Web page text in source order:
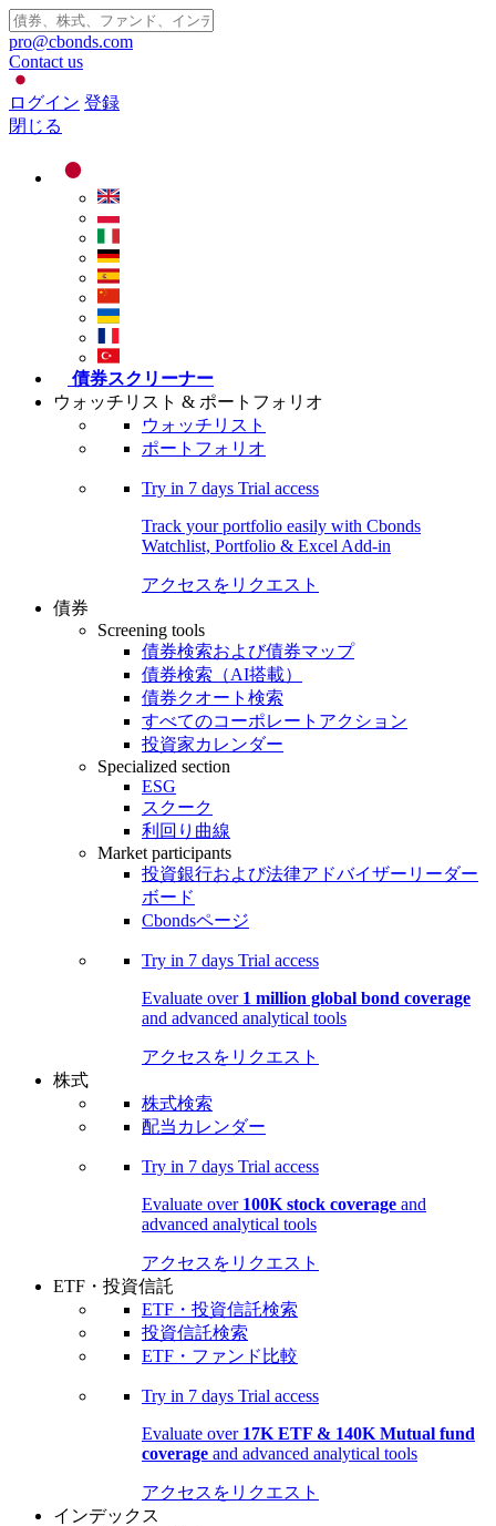
pro@cbonds.com
Contact us
ログイン 登録
閉じる
債券スクリーナー
ウォッチリスト & ポートフォリオ
ウォッチリスト
ポートフォリオ
Try in 7 days Trial access
Track your portfolio easily with Cbonds
Watchlist, Portfolio & Excel Add-in
アクセスをリクエスト
債券
Screening tools
債券検索および債券マップ
債券検索（AI搭載）
債券クオート検索
すべてのコーポレートアクション
投資家カレンダー
Specialized section
ESG
スクーク
利回り曲線
Market participants
投資銀行および法律アドバイザーリーダー
ボード
Cbondsページ
Try in 7 days Trial access
Evaluate over 1 million global bond coverage
and advanced analytical tools
アクセスをリクエスト
株式
株式検索
配当カレンダー
Try in 7 days Trial access
Evaluate over 100K stock coverage and
advanced analytical tools
アクセスをリクエスト
ETF・投資信託
ETF・投資信託検索
投資信託検索
ETF・ファンド比較
Try in 7 days Trial access
Evaluate over 17K ETF & 140K Mutual fund
coverage and advanced analytical tools
アクセスをリクエスト
インデックス